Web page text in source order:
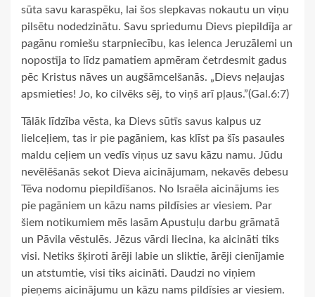
sūta savu karaspēku, lai šos slepkavas nokautu un viņu
pilsētu nodedzinātu. Savu spriedumu Dievs piepildīja ar
pagānu romiešu starpniecību, kas ielenca Jeruzālemi un
nopostīja to līdz pamatiem apmēram četrdesmit gadus
pēc Kristus nāves un augšāmcelšanās. „Dievs neļaujas
apsmieties! Jo, ko cilvēks sēj, to viņš arī pļaus.”(Gal.6:7)
Tālāk līdzība vēsta, ka Dievs sūtīs savus kalpus uz
lielceļiem, tas ir pie pagāniem, kas klīst pa šīs pasaules
maldu ceļiem un vedīs viņus uz savu kāzu namu. Jūdu
nevēlēšanās sekot Dieva aicinājumam, nekavēs debesu
Tēva nodomu piepildīšanos. No Israēla aicinājums ies
pie pagāniem un kāzu nams pildīsies ar viesiem. Par
šiem notikumiem mēs lasām Apustuļu darbu grāmatā
un Pāvila vēstulēs. Jēzus vārdi liecina, ka aicināti tiks
visi. Netiks šķiroti ārēji labie un sliktie, ārēji cienījamie
un atstumtie, visi tiks aicināti. Daudzi no viņiem
pieņems aicinājumu un kāzu nams pildīsies ar viesiem.